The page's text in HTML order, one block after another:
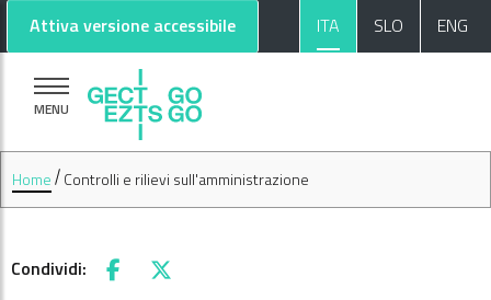
Vai al contenuto principale
Vai al footer
Attiva versione accessibile ITA SLO ENG
MENU
Home Controlli e rilievi sull'amministrazione
Condividi: Facebook
X